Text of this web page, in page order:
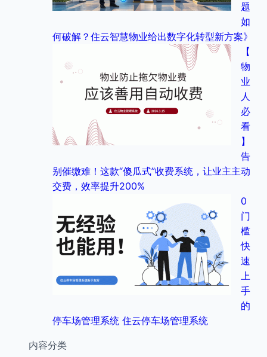
题
如
何破解？住云智慧物业给出数字化转型新方案》
【
物
业
人
必
看
】
告
别催缴难！这款“傻瓜式”收费系统，让业主主动
交费，效率提升200%
0
门
槛
快
速
上
手
的
停车场管理系统 住云停车场管理系统
内容分类